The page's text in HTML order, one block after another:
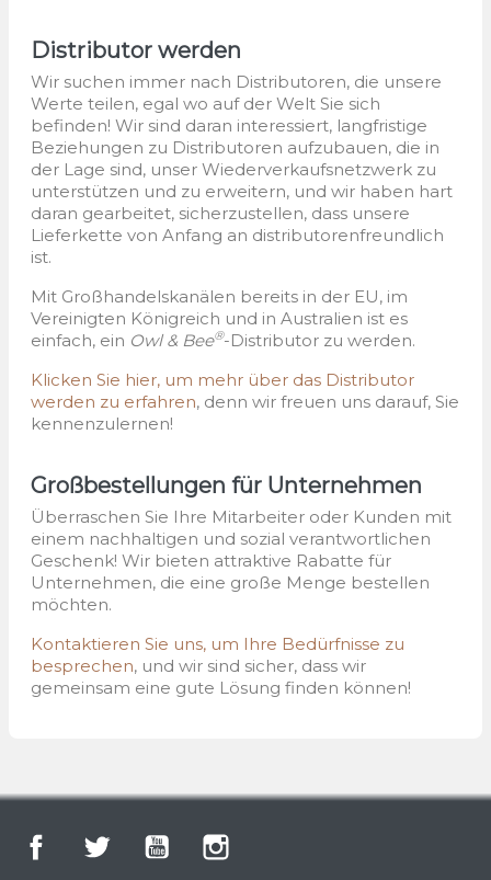
Distributor werden
Wir suchen immer nach Distributoren, die unsere
Werte teilen, egal wo auf der Welt Sie sich
befinden! Wir sind daran interessiert, langfristige
Beziehungen zu Distributoren aufzubauen, die in
der Lage sind, unser Wiederverkaufsnetzwerk zu
unterstützen und zu erweitern, und wir haben hart
daran gearbeitet, sicherzustellen, dass unsere
Lieferkette von Anfang an distributorenfreundlich
ist.
Mit Großhandelskanälen bereits in der EU, im
Vereinigten Königreich und in Australien ist es
einfach, ein Owl & Bee®-Distributor zu werden.
Klicken Sie hier, um mehr über das Distributor
werden zu erfahren, denn wir freuen uns darauf, Sie
kennenzulernen!
Großbestellungen für Unternehmen
Überraschen Sie Ihre Mitarbeiter oder Kunden mit
einem nachhaltigen und sozial verantwortlichen
Geschenk! Wir bieten attraktive Rabatte für
Unternehmen, die eine große Menge bestellen
möchten.
Kontaktieren Sie uns, um Ihre Bedürfnisse zu
besprechen, und wir sind sicher, dass wir
gemeinsam eine gute Lösung finden können!
FacebookTwitter YouTube